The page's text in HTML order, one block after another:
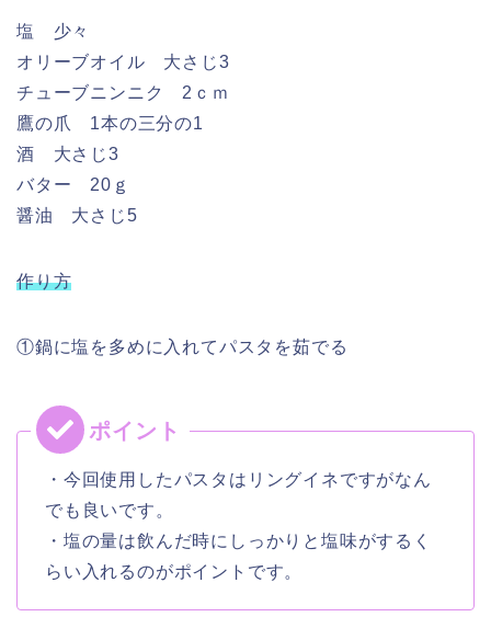
塩 少々
オリーブオイル 大さじ3
チューブニンニク 2ｃｍ
鷹の爪 1本の三分の1
酒 大さじ3
バター 20ｇ
醤油 大さじ5
作り方
①鍋に塩を多めに入れてパスタを茹でる
・今回使用したパスタはリングイネですがなん
でも良いです。
・塩の量は飲んだ時にしっかりと塩味がするく
らい入れるのがポイントです。